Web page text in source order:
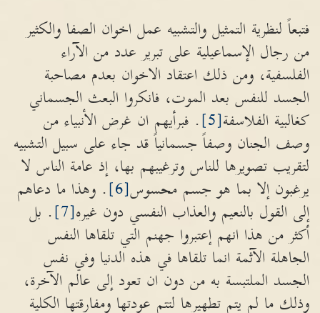
فتبعاً لنظرية التمثيل والتشبيه عمل اخوان الصفا والكثير
من رجال الإسماعيلية على تبرير عدد من الآراء
الفلسفية، ومن ذلك اعتقاد الاخوان بعدم مصاحبة
الجسد للنفس بعد الموت، فانكروا البعث الجسماني
كغالبية الفلاسفة[5]
. فبرأيهم ان غرض الأنبياء من
وصف الجنان وصفاً جسمانياً قد جاء على سبيل التشبيه
لتقريب تصويرها للناس وترغيبهم بها، إذ عامة الناس لا
يرغبون إلا بما هو جسم محسوس[6]
. وهذا ما دعاهم
إلى القول بالنعيم والعذاب النفسي دون غيره[7]
. بل
أكثر من هذا انهم إعتبروا جهنم التي تلقاها النفس
الجاهلة الآثمة انما تلقاها في هذه الدنيا وفي نفس
الجسد الملتبسة به من دون ان تعود إلى عالم الآخرة،
وذلك ما لم يتم تطهيرها لتتم عودتها ومفارقتها الكلية